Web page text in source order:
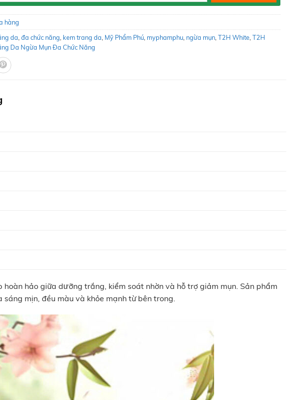
hàng
da đa chức năng kem trang da Mỹ Phẩm Phú myphamphu ngừa mụn T2H White T2H
Da Ngừa Mụn Đa Chức Năng
hảo giữa dưỡng trắng, kiểm soát nhờn và hỗ trợ giảm mụn. Sản phẩm
mịn, đều màu và khỏe mạnh từ bên trong.